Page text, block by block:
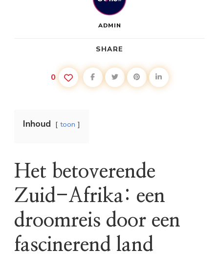
ADMIN
SHARE
0
Inhoud toon
Het betoverende
Zuid-Afrika: een
droomreis door een
fascinerend land